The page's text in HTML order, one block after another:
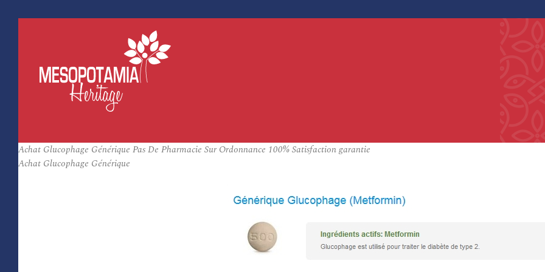
Achat Glucophage Générique Pas De Pharmacie Sur Ordonnance 100% Satisfaction garantie
Achat Glucophage Générique